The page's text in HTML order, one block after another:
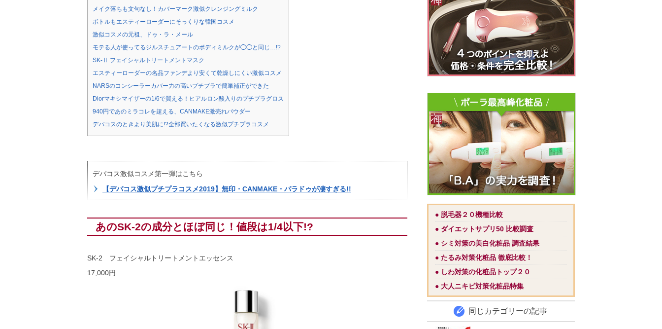
メイク落ちも文句なし！カバーマーク激似クレンジングミルク
ボトルもエスティーローダーにそっくりな韓国コスメ
激似コスメの元祖、ドゥ・ラ・メール
モテる人が使ってるジルスチュアートのボディミルクが◯◯と同じ…!?
SK-Ⅱ フェイシャルトリートメントマスク
エスティーローダーの名品ファンデより安くて乾燥しにくい激似コスメ
NARSのコンシーラーカバー力の高いプチプラで簡単補正ができた
Diorマキシマイザーの1/6で買える！ヒアルロン酸入りのプチプラグロス
940円であのミラコレを超える、CANMAKE激売れパウダー
デパコスのときより美肌に!?全部買いたくなる激似プチプラコスメ
デパコス激似コスメ第一弾はこちら
【デパコス激似プチプラコスメ2019】無印・CANMAKE・パラドゥが凄すぎる!!
あのSK-2の成分とほぼ同じ！値段は1/4以下!?
SK-2 フェイシャルトリートメントエッセンス
17,000円
● 脱毛器２０機種比較
● ダイエットサプリ50 比較調査
● シミ対策の美白化粧品 調査結果
● たるみ対策化粧品 徹底比較！
● しわ対策の化粧品トップ２０
● 大人ニキビ対策化粧品特集
同じカテゴリーの記事